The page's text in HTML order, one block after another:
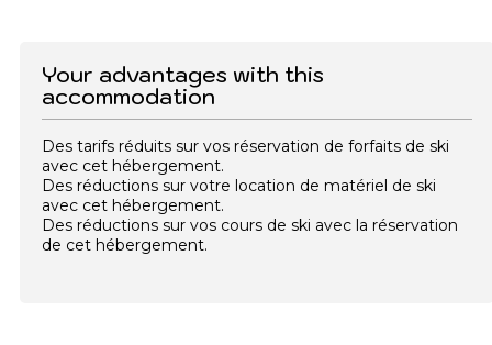
Your advantages with this
accommodation
Des tarifs réduits sur vos réservation de forfaits de ski
avec cet hébergement.
Des réductions sur votre location de matériel de ski
avec cet hébergement.
Des réductions sur vos cours de ski avec la réservation
de cet hébergement.